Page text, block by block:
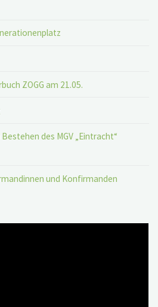
ZOGG am 21.05.
des MGV „Eintracht“
und Konfirmanden